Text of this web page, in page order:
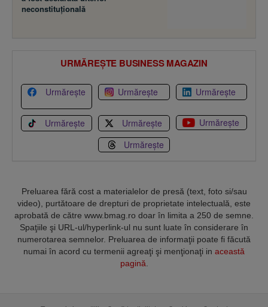
neconstituţională
URMĂREȘTE BUSINESS MAGAZIN
Urmărește Urmărește Urmărește
Urmărește Urmărește
Urmărește
Urmărește
Preluarea fără cost a materialelor de presă (text, foto si/sau
video), purtătoare de drepturi de proprietate intelectuală, este
aprobată de către www.bmag.ro doar în limita a 250 de semne.
Spaţiile şi URL-ul/hyperlink-ul nu sunt luate în considerare în
numerotarea semnelor. Preluarea de informaţii poate fi făcută
numai în acord cu termenii agreaţi şi menţionaţi in această
pagină